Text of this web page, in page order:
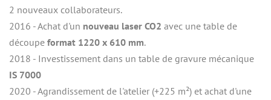
2 nouveaux collaborateurs.
2016 - Achat d'un nouveau laser CO2 avec une table de
découpe format 1220 x 610 mm.
2018 - Investissement dans un table de gravure mécanique
IS 7000
2020 - Agrandissement de l'atelier (+225 m²) et achat d'une